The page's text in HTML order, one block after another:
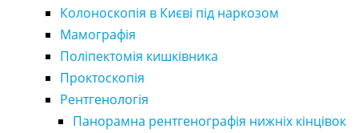
Колоноскопія в Києві під наркозом
Мамографія
Поліпектомія кишківника
Проктоскопія
Рентгенологія
Панорамна рентгенографія нижніх кінцівок